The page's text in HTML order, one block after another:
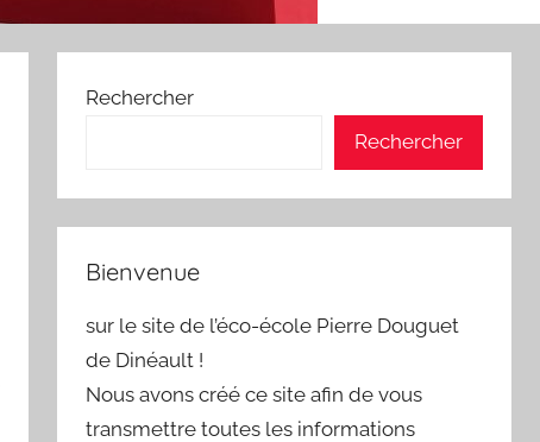
Rechercher
Rechercher
Bienvenue
sur le site de l’éco-école Pierre Douguet
de Dinéault !
Nous avons créé ce site afin de vous
transmettre toutes les informations